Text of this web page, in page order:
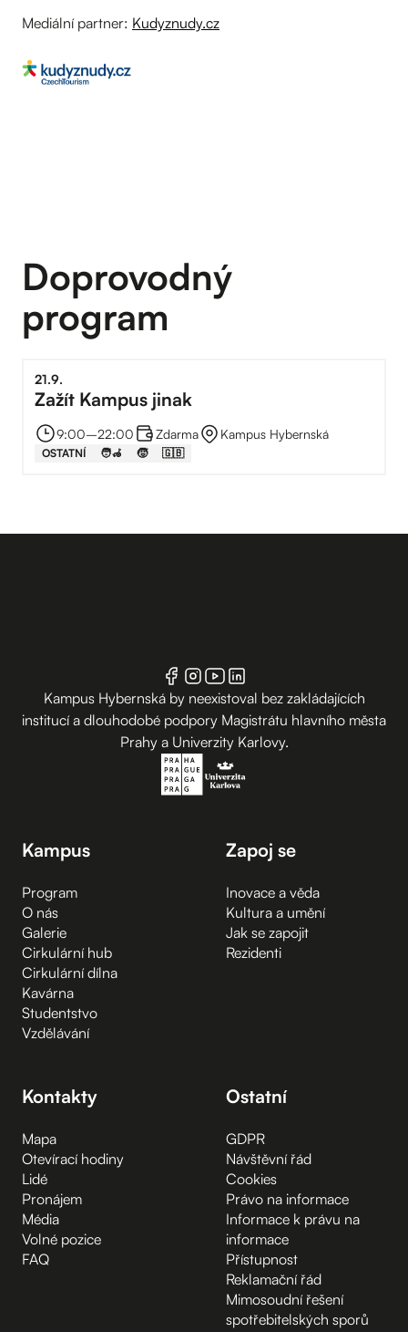
Mediální partner: Kudyznudy.cz
Doprovodný
program
21.9.
Zažít Kampus jinak
9:00–⁠22:00 Zdarma Kampus Hybernská
OSTATNÍ 🧑‍🦽 🧒 🇬🇧
Kampus Hybernská by neexistoval bez zakládajících
institucí a dlouhodobé podpory Magistrátu hlavního města
Prahy a Univerzity Karlovy.
Kampus
Program
O nás
Galerie
Cirkulární hub
Cirkulární dílna
Kavárna
Studentstvo
Vzdělávání
Zapoj se
Inovace a věda
Kultura a umění
Jak se zapojit
Rezidenti
Kontakty
Mapa
Otevírací hodiny
Lidé
Pronájem
Média
Volné pozice
FAQ
Ostatní
GDPR
Návštěvní řád
Cookies
Právo na informace
Informace k právu na
informace
Přístupnost
Reklamační řád
Mimosoudní řešení
spotřebitelských sporů